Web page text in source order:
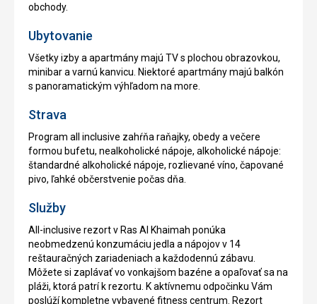
obchody.
Ubytovanie
Všetky izby a apartmány majú TV s plochou obrazovkou,
minibar a varnú kanvicu. Niektoré apartmány majú balkón
s panoramatickým výhľadom na more.
Strava
Program all inclusive zahŕňa raňajky, obedy a večere
formou bufetu, nealkoholické nápoje, alkoholické nápoje:
štandardné alkoholické nápoje, rozlievané víno, čapované
pivo, ľahké občerstvenie počas dňa.
Služby
All-inclusive rezort v Ras Al Khaimah ponúka
neobmedzenú konzumáciu jedla a nápojov v 14
reštauračných zariadeniach a každodennú zábavu.
Môžete si zaplávať vo vonkajšom bazéne a opaľovať sa na
pláži, ktorá patrí k rezortu. K aktívnemu odpočinku Vám
poslúží kompletne vybavené fitness centrum. Rezort